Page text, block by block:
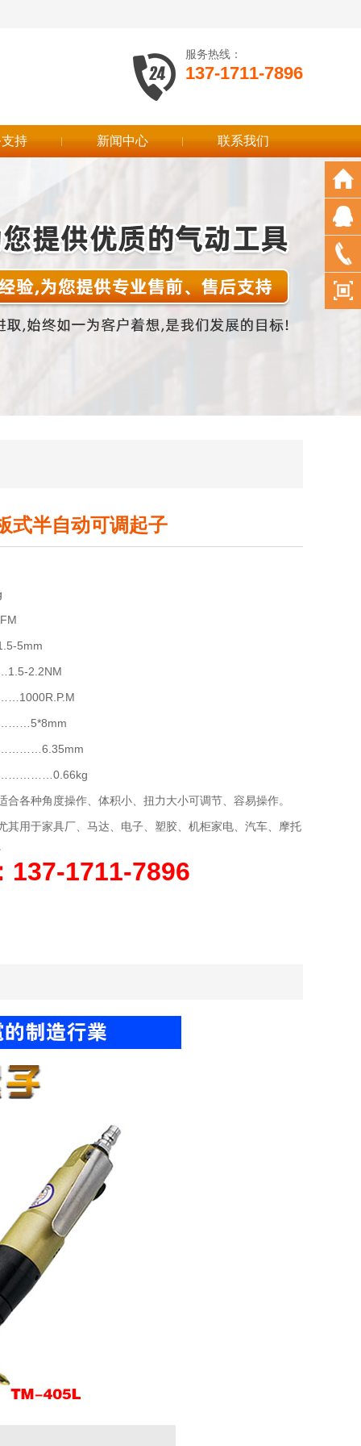
服务热线：
137-1711-7896
持 新闻中心 联系我们
式半自动可调起子
5mm
2.2NM
合各种角度操作、体积小、扭力大小可调节、容易操作。
其用于家具厂、马达、电子、塑胶、机柜家电、汽车、摩托
137-1711-7896